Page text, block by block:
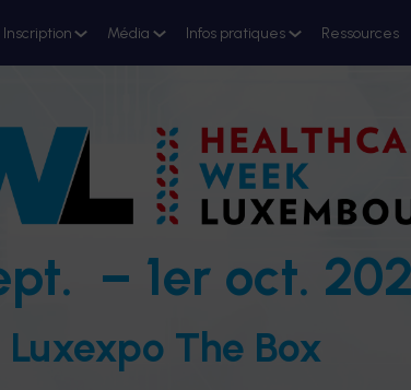
Inscription Média Infos pratiques Ressources
– 1er oct.
Luxexpo The Box